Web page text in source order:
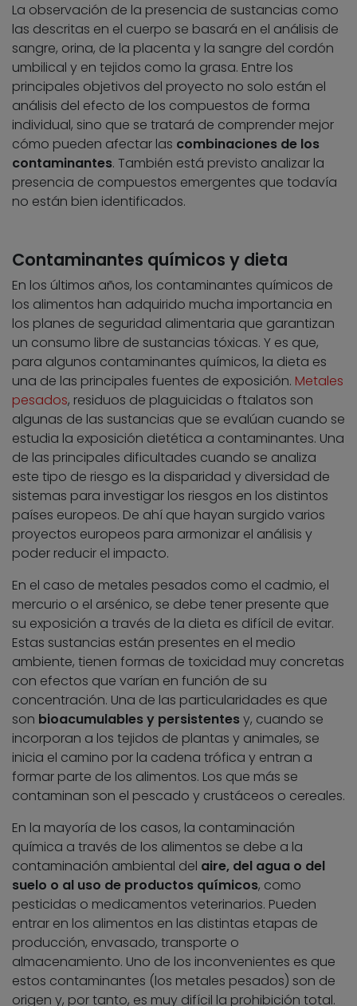
La observación de la presencia de sustancias como
las descritas en el cuerpo se basará en el análisis de
sangre, orina, de la placenta y la sangre del cordón
umbilical y en tejidos como la grasa. Entre los
principales objetivos del proyecto no solo están el
análisis del efecto de los compuestos de forma
individual, sino que se tratará de comprender mejor
cómo pueden afectar las combinaciones de los
contaminantes. También está previsto analizar la
presencia de compuestos emergentes que todavía
no están bien identificados.
Contaminantes químicos y dieta
En los últimos años, los contaminantes químicos de
los alimentos han adquirido mucha importancia en
los planes de seguridad alimentaria que garantizan
un consumo libre de sustancias tóxicas. Y es que,
para algunos contaminantes químicos, la dieta es
una de las principales fuentes de exposición. Metales
pesados, residuos de plaguicidas o ftalatos son
algunas de las sustancias que se evalúan cuando se
estudia la exposición dietética a contaminantes. Una
de las principales dificultades cuando se analiza
este tipo de riesgo es la disparidad y diversidad de
sistemas para investigar los riesgos en los distintos
países europeos. De ahí que hayan surgido varios
proyectos europeos para armonizar el análisis y
poder reducir el impacto.
En el caso de metales pesados como el cadmio, el
mercurio o el arsénico, se debe tener presente que
su exposición a través de la dieta es difícil de evitar.
Estas sustancias están presentes en el medio
ambiente, tienen formas de toxicidad muy concretas
con efectos que varían en función de su
concentración. Una de las particularidades es que
son bioacumulables y persistentesy, cuando se
incorporan a los tejidos de plantas y animales, se
inicia el camino por la cadena trófica y entran a
formar parte de los alimentos. Los que más se
contaminan son el pescado y crustáceos o cereales.
En la mayoría de los casos, la contaminación
química a través de los alimentos se debe a la
contaminación ambiental del aire, del agua o del
suelo o al uso de productos químicos, como
pesticidas o medicamentos veterinarios. Pueden
entrar en los alimentos en las distintas etapas de
producción, envasado, transporte o
almacenamiento. Uno de los inconvenientes es que
estos contaminantes (los metales pesados) son de
origen y, por tanto, es muy difícil la prohibición total.